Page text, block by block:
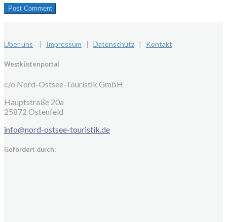
Über uns | Impressum | Datenschutz | Kontakt
Westküstenportal
c/o Nord-Ostsee-Touristik GmbH
Hauptstraße 20a
25872 Ostenfeld
info@nord-ostsee-touristik.de
Gefördert durch: